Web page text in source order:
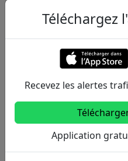
Autres lignes
Metro
2 3
5 6 7
10 11
Téléchargez
Recevez les alertes
Application